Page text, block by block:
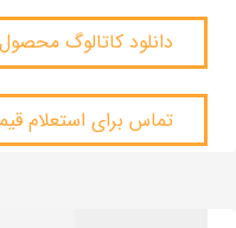
دانلود کاتالوگ محصول
تماس برای استعلام